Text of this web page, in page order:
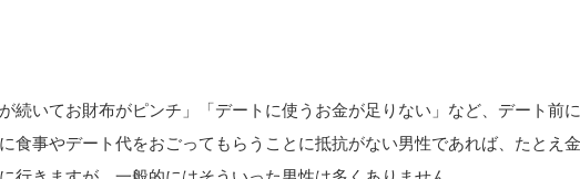
続いてお財布がピンチ」「デートに使うお金が足りない」など、デート前に
食事やデート代をおごってもらうことに抵抗がない男性であれば、たとえ金